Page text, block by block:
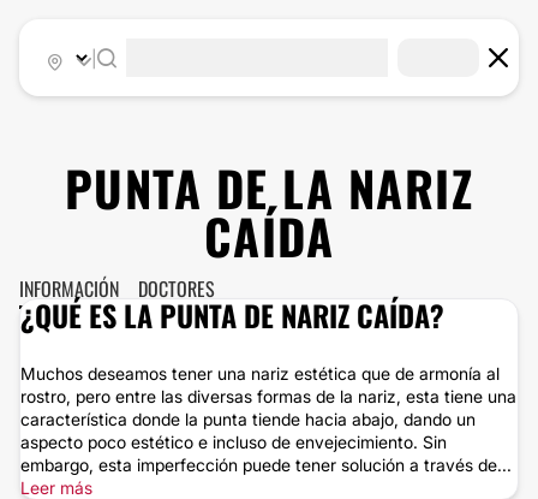
PUNTA DE LA NARIZ
CAÍDA
INFORMACIÓN DOCTORES
¿QUÉ ES LA PUNTA DE NARIZ CAÍDA?
Muchos deseamos tener una nariz estética que de armonía al
rostro, pero entre las diversas formas de la nariz, esta tiene una
característica donde la punta tiende hacia abajo, dando un
aspecto poco estético e incluso de envejecimiento. Sin
embargo, esta imperfección puede tener solución a través de...
Leer más